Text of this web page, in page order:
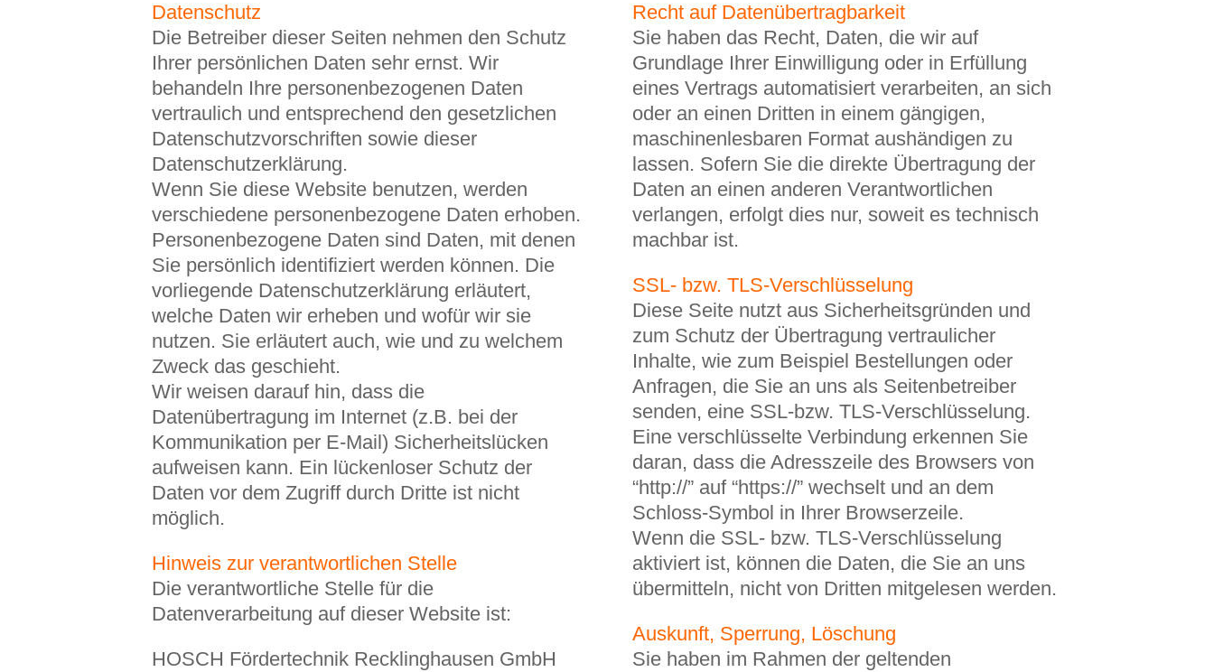
Datenschutz
Die Betreiber dieser Seiten nehmen den Schutz
Ihrer persönlichen Daten sehr ernst. Wir
behandeln Ihre personenbezogenen Daten
vertraulich und entsprechend den gesetzlichen
Datenschutzvorschriften sowie dieser
Datenschutzerklärung.
Wenn Sie diese Website benutzen, werden
verschiedene personenbezogene Daten erhoben.
Personenbezogene Daten sind Daten, mit denen
Sie persönlich identifiziert werden können. Die
vorliegende Datenschutzerklärung erläutert,
welche Daten wir erheben und wofür wir sie
nutzen. Sie erläutert auch, wie und zu welchem
Zweck das geschieht.
Wir weisen darauf hin, dass die
Datenübertragung im Internet (z.B. bei der
Kommunikation per E-Mail) Sicherheitslücken
aufweisen kann. Ein lückenloser Schutz der
Daten vor dem Zugriff durch Dritte ist nicht
möglich.
Hinweis zur verantwortlichen Stelle
Die verantwortliche Stelle für die
Datenverarbeitung auf dieser Website ist:
HOSCH Fördertechnik Recklinghausen GmbH
Recht auf Datenübertragbarkeit
Sie haben das Recht, Daten, die wir auf
Grundlage Ihrer Einwilligung oder in Erfüllung
eines Vertrags automatisiert verarbeiten, an sich
oder an einen Dritten in einem gängigen,
maschinenlesbaren Format aushändigen zu
lassen. Sofern Sie die direkte Übertragung der
Daten an einen anderen Verantwortlichen
verlangen, erfolgt dies nur, soweit es technisch
machbar ist.
SSL- bzw. TLS-Verschlüsselung
Diese Seite nutzt aus Sicherheitsgründen und
zum Schutz der Übertragung vertraulicher
Inhalte, wie zum Beispiel Bestellungen oder
Anfragen, die Sie an uns als Seitenbetreiber
senden, eine SSL-bzw. TLS-Verschlüsselung.
Eine verschlüsselte Verbindung erkennen Sie
daran, dass die Adresszeile des Browsers von
“http://” auf “https://” wechselt und an dem
Schloss-Symbol in Ihrer Browserzeile.
Wenn die SSL- bzw. TLS-Verschlüsselung
aktiviert ist, können die Daten, die Sie an uns
übermitteln, nicht von Dritten mitgelesen werden.
Auskunft, Sperrung, Löschung
Sie haben im Rahmen der geltenden